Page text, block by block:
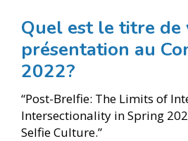
Quel est le titre de
présentation au
2022?
“Post-Brelfie: The Limits of
Intersectionality in Spring
Selfie Culture.”